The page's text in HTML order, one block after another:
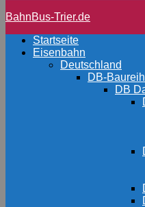
BahnBus-Trier.de
Startseite
Eisenbahn
Deutschland
DB-
DB